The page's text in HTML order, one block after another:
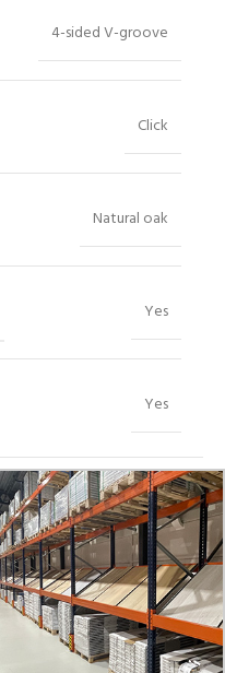
4-sided V-groove
Click
Natural oak
Yes
Yes